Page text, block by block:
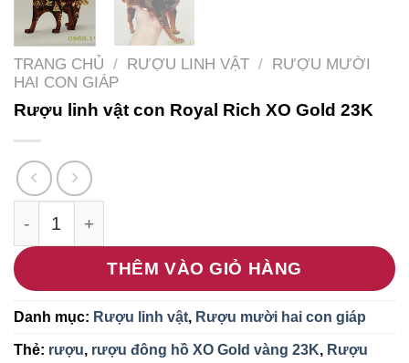
TRANG CHỦ / RƯỢU LINH VẬT / RƯỢU MƯỜI
HAI CON GIÁP
Rượu linh vật con Royal Rich XO Gold 23K
Rượu linh vật con Royal Rich XO Gold 23K số
THÊM VÀO GIỎ HÀNG
Danh mục: Rượu linh vật, Rượu mười hai con giáp
Thẻ: rượu, rượu đông hồ XO Gold vàng 23K, Rượu